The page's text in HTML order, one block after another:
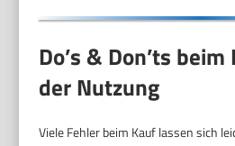
Do’s & Don’ts
der Nutzung
Viele Fehler beim Kauf lassen sich